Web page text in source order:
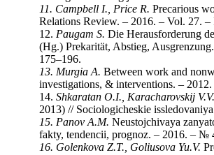
11. Campbell I., Price R. Precarious
Relations Review. – 2016. – Vol. 27.
12. Paugam S. Die Herausforderung
(Hg.) Prekarität, Abstieg,
175–196.
13. Murgia A. Between work and
investigations, & interventions. –
14. Shkaratan O.I., Karacharovskij
2013) // Sociologicheskie
15. Panov A.M. Neustojchivaya
fakty, tendencii, prognoz. – 2016. – №
16. Golenkova Z.T., Goliusova Yu.V.